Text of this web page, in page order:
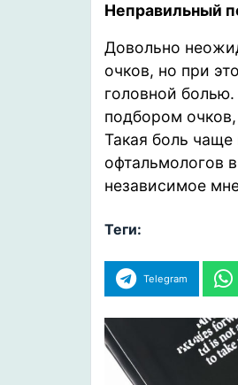
Неправильный
Довольно
очков, но при
головной
подбором
Такая боль чаще
офтальмологов
независимое
Теги:
Telegram